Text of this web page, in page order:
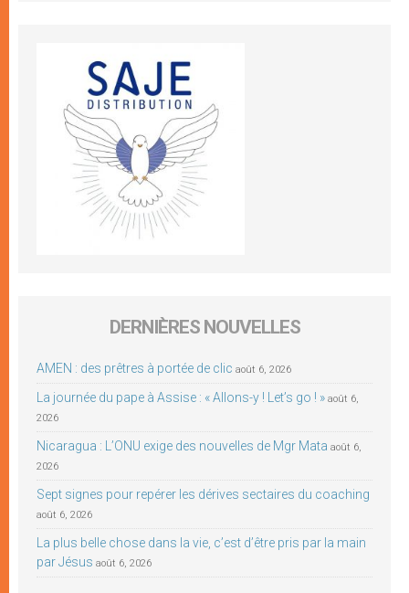
DERNIÈRES NOUVELLES
AMEN : des prêtres à portée de clic août 6, 2026
La journée du pape à Assise : « Allons-y ! Let’s go ! » août 6,
2026
Nicaragua : L’ONU exige des nouvelles de Mgr Mata août 6,
2026
Sept signes pour repérer les dérives sectaires du coaching
août 6, 2026
La plus belle chose dans la vie, c’est d’être pris par la main
par Jésus août 6, 2026